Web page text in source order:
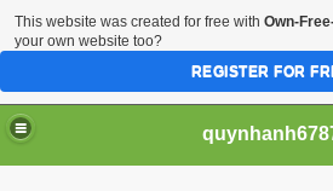
This website was created for free with Own-
your own website too?
REGISTER FOR